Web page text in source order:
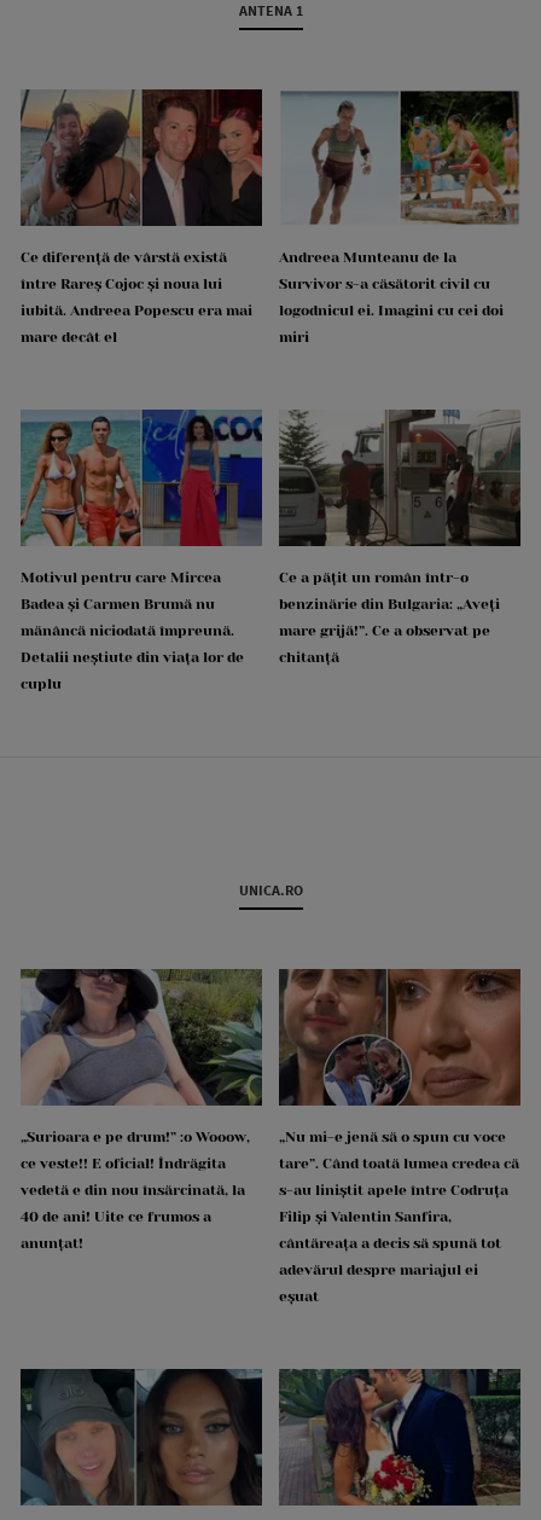
ANTENA 1
Ce diferență de vârstă există
între Rareș Cojoc și noua lui
iubită. Andreea Popescu era mai
mare decât el
Andreea Munteanu de la
Survivor s-a căsătorit civil cu
logodnicul ei. Imagini cu cei doi
miri
Motivul pentru care Mircea
Badea și Carmen Brumă nu
mănâncă niciodată împreună.
Detalii neștiute din viața lor de
cuplu
Ce a pățit un român într-o
benzinărie din Bulgaria: „Aveți
mare grijă!”. Ce a observat pe
chitanță
UNICA.RO
„Surioara e pe drum!” :o Wooow,
ce veste!! E oficial! Îndrăgita
vedetă e din nou însărcinată, la
40 de ani! Uite ce frumos a
anunțat!
„Nu mi-e jenă să o spun cu voce
tare”. Când toată lumea credea că
s-au liniștit apele între Codruța
Filip și Valentin Sanfira,
cântăreața a decis să spună tot
adevărul despre mariajul ei
eșuat